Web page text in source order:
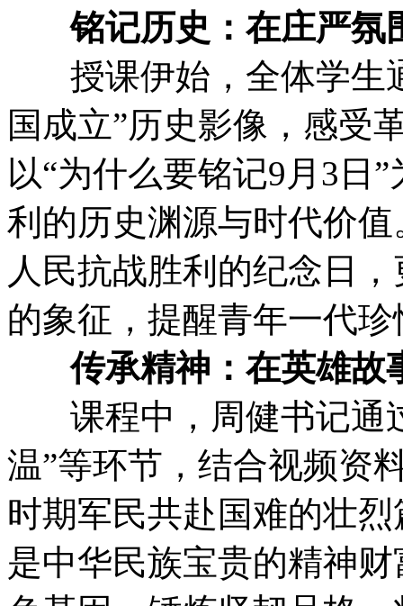
铭记历史：在庄严氛
授课伊始，全体学生
国成立”历史影像，感受
以“为什么要铭记9月3日
利的历史渊源与时代价
人民抗战胜利的纪念日
的象征，提醒青年一代
传承精神：在英雄故
课程中，周健书记通
温”等环节，结合视频资
时期军民共赴国难的壮
是中华民族宝贵的精神